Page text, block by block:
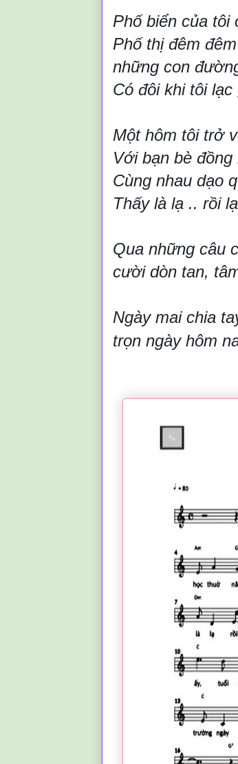
Phố biển của tôi
Phố thị đêm
những con
Có đôi khi tôi
Một hôm tôi trở
Với bạn bè
Cùng nhau dạo
Thấy là lạ .. rồi
Qua những câu
cười dòn tan,
Ngày mai chia
trọn ngày hôm